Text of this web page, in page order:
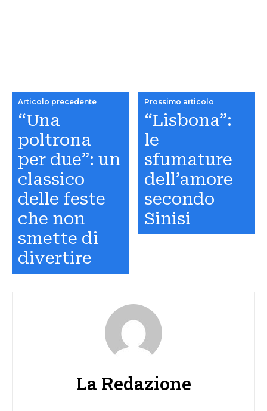
Articolo precedente
“Una
poltrona
per due”: un
classico
delle feste
che non
smette di
divertire
Prossimo articolo
“Lisbona”:
le
sfumature
dell’amore
secondo
Sinisi
La Redazione